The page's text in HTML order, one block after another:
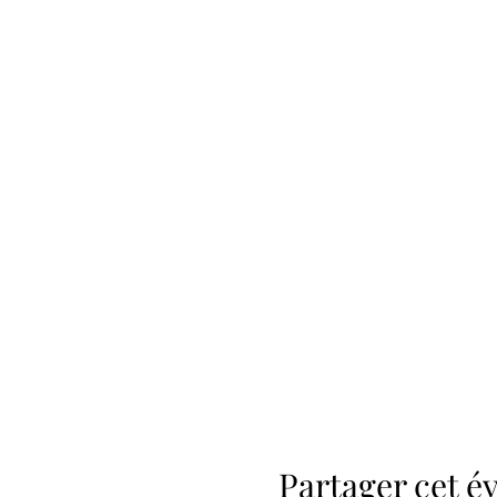
Partager cet